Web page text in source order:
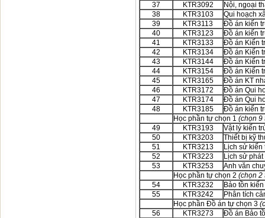
37
KTR3092
Nội, ngoại
38
KTR3103
Qui hoạch
39
KTR3113
Đồ án kiến
40
KTR3123
Đồ án kiến
41
KTR3133
Đồ án Kiến
42
KTR3134
Đồ án Kiến
43
KTR3144
Đồ án Kiến
44
KTR3154
Đồ án Kiến
45
KTR3165
Đồ án KT
46
KTR3172
Đồ án Qui
47
KTR3174
Đồ án Qui
48
KTR3185
Đồ án kiến
Học phần tự chọn 1 (chọn 9
49
KTR3193
Vật lý kiến
50
KTR3203
Thiết bị kỹ
51
KTR3213
Lịch sử kiến
52
KTR3223
Lịch sử
53
KTR3253
Anh văn
Học phần tự chọn 2 (chọn 2
54
KTR3232
Bảo tồn
55
KTR3242
Phân tích
Học phần Đồ án tự chọn 3
56
KTR3273
Đồ án Bảo